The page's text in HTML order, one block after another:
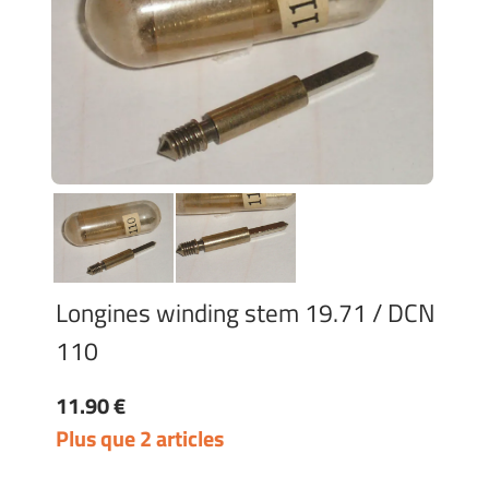
Longines winding stem 19.71 / DCN
110
11.90 €
Plus que 2 articles